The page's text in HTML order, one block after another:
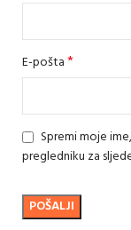
E-pošta*
Spremi moje
pregledniku za